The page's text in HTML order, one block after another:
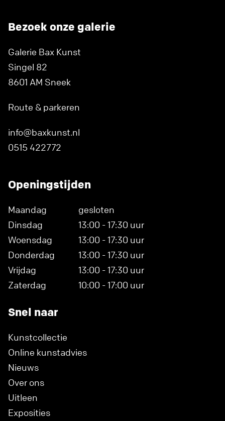
Bezoek onze galerie
Galerie Bax Kunst
Singel 82
8601 AM Sneek
Route & parkeren
info@baxkunst.nl
0515 422772
Openingstijden
Maandag
gesloten
Dinsdag
13:00 - 17:30 uur
Woensdag
13:00 - 17:30 uur
Donderdag
13:00 - 17:30 uur
Vrijdag
13:00 - 17:30 uur
Zaterdag
10:00 - 17:00 uur
Snel naar
Kunstcollectie
Online kunstadvies
Nieuws
Over ons
Uitleen
Exposities